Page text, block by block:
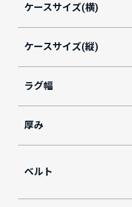
ケースサイズ(横)
ケースサイズ(縦)
ラグ幅
厚み
ベルト